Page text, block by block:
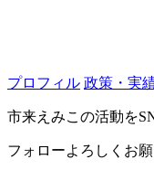
プロフィル 政策・実
市来えみこの活動を
フォローよろしくお願